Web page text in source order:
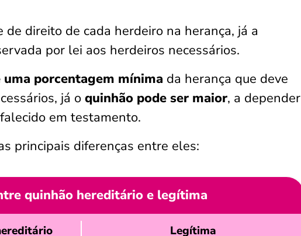
direito de cada herdeiro na herança, já a
por lei aos herdeiros necessários.
porcentagem mínima da herança que deve
já o quinhão pode ser maior, a depender
em testamento.
principais diferenças entre eles:
quinhão hereditário e legítima
Legítima